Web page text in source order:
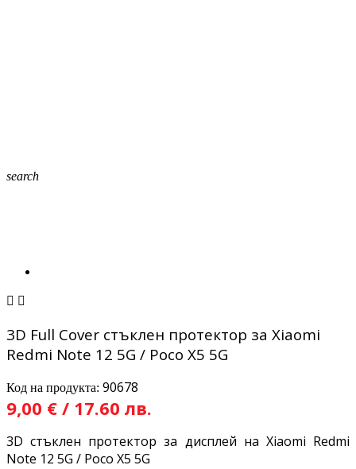
search
 
3D Full Cover стъклен протектор за Xiaomi
Redmi Note 12 5G / Poco X5 5G
Код на продукта: 90678
9,00 € / 17.60 лв.
3D стъклен протектор за дисплей на Xiaomi Redmi
Note 12 5G / Poco X5 5G